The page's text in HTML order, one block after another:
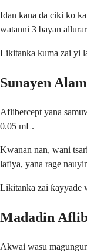
Idan kana da ciki ko
watanni 3 bayan
Likitanka kuma zai yi
Sunayen
Aflibercept yana
0.05 mL.
Kwanan nan, wani
lafiya, yana rage
Likitanka zai ƙayyade
Madadin
Akwai wasu